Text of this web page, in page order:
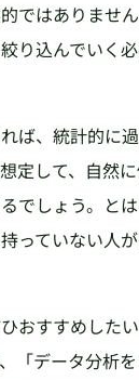
ではありません
り込んでいく
ば、統計的に
定して、自然
でしょう。と
っていない人
おすすめした
「データ分析